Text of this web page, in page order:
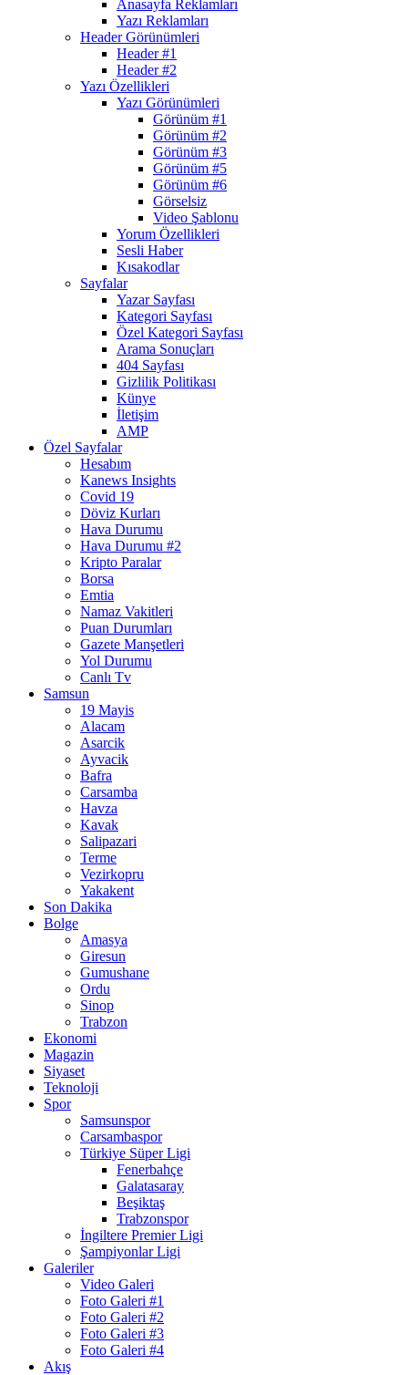
Anasayfa Reklamları
Yazı Reklamları
Header Görünümleri
Header #1
Header #2
Yazı Özellikleri
Yazı Görünümleri
Görünüm #1
Görünüm #2
Görünüm #3
Görünüm #5
Görünüm #6
Görselsiz
Video Şablonu
Yorum Özellikleri
Sesli Haber
Kısakodlar
Sayfalar
Yazar Sayfası
Kategori Sayfası
Özel Kategori Sayfası
Arama Sonuçları
404 Sayfası
Gizlilik Politikası
Künye
İletişim
AMP
Özel Sayfalar
Hesabım
Kanews Insights
Covid 19
Döviz Kurları
Hava Durumu
Hava Durumu #2
Kripto Paralar
Borsa
Emtia
Namaz Vakitleri
Puan Durumları
Gazete Manşetleri
Yol Durumu
Canlı Tv
Samsun
19 Mayis
Alacam
Asarcik
Ayvacik
Bafra
Carsamba
Havza
Kavak
Salipazari
Terme
Vezirkopru
Yakakent
Son Dakika
Bolge
Amasya
Giresun
Gumushane
Ordu
Sinop
Trabzon
Ekonomi
Magazin
Siyaset
Teknoloji
Spor
Samsunspor
Carsambaspor
Türkiye Süper Ligi
Fenerbahçe
Galatasaray
Beşiktaş
Trabzonspor
İngiltere Premier Ligi
Şampiyonlar Ligi
Galeriler
Video Galeri
Foto Galeri #1
Foto Galeri #2
Foto Galeri #3
Foto Galeri #4
Akış